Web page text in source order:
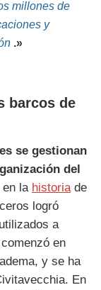
millones de
y
.»
barcos de
se gestionan
del
la historia de
logró
a
en
y ​​se ha
En